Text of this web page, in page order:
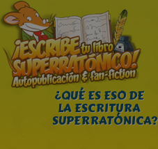
¿QUÉ ES ESO DE
LA ESCRITURA
SUPERRATÓNICA?